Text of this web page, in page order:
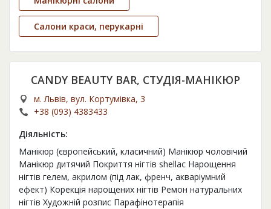
Салони краси, перукарні
CANDY BEAUTY BAR, СТУДІЯ-МАНІКЮР
м. Львів, вул. Кортумівка, 3
+38 (093) 4383433
Діяльність:
Манікюр (європейський, класичний) Манікюр чоловічий
Манікюр дитячий Покриття нігтів shellaс Нарощення
нігтів гелем, акрилом (під лак, френч, акваріумний
ефект) Корекція нарощених нігтів Ремон натуральних
нігтів Художній розпис Парафінотерапія